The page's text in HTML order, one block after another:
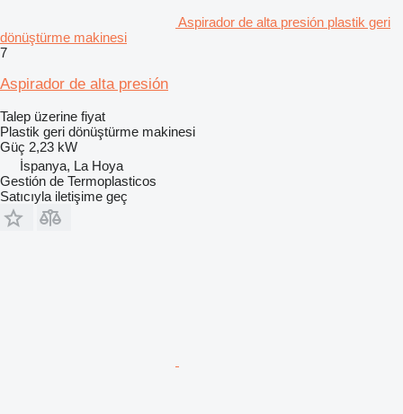
Aspirador de alta presión plastik geri
dönüştürme makinesi
7
Aspirador de alta presión
Talep üzerine fiyat
Plastik geri dönüştürme makinesi
Güç 2,23 kW
İspanya, La Hoya
Gestión de Termoplasticos
Satıcıyla iletişime geç